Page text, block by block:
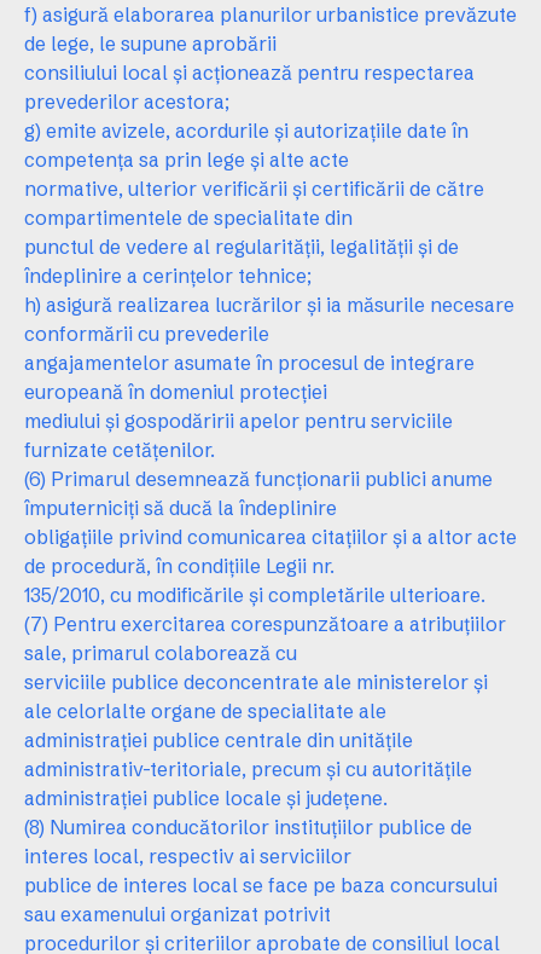
f) asigură elaborarea planurilor urbanistice prevăzute
de lege, le supune aprobării
consiliului local şi acţionează pentru respectarea
prevederilor acestora;
g) emite avizele, acordurile şi autorizaţiile date în
competenţa sa prin lege şi alte acte
normative, ulterior verificării şi certificării de către
compartimentele de specialitate din
punctul de vedere al regularităţii, legalităţii şi de
îndeplinire a cerinţelor tehnice;
h) asigură realizarea lucrărilor şi ia măsurile necesare
conformării cu prevederile
angajamentelor asumate în procesul de integrare
europeană în domeniul protecţiei
mediului şi gospodăririi apelor pentru serviciile
furnizate cetăţenilor.
(6) Primarul desemnează funcţionarii publici anume
împuterniciţi să ducă la îndeplinire
obligaţiile privind comunicarea citaţiilor şi a altor acte
de procedură, în condiţiile Legii nr.
135/2010, cu modificările şi completările ulterioare.
(7) Pentru exercitarea corespunzătoare a atribuţiilor
sale, primarul colaborează cu
serviciile publice deconcentrate ale ministerelor şi
ale celorlalte organe de specialitate ale
administraţiei publice centrale din unităţile
administrativ-teritoriale, precum şi cu autorităţile
administraţiei publice locale şi judeţene.
(8) Numirea conducătorilor instituţiilor publice de
interes local, respectiv ai serviciilor
publice de interes local se face pe baza concursului
sau examenului organizat potrivit
procedurilor şi criteriilor aprobate de consiliul local